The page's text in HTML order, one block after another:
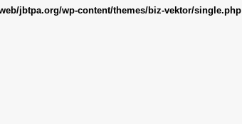
jbtpa.org/wp-content/themes/biz-vektor/single.php